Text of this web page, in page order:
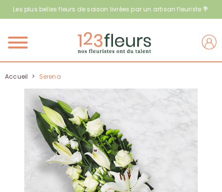
Les plus belles fleurs de saison livrées par un artisan fleuriste 💐
Menu
Accueil > Serena